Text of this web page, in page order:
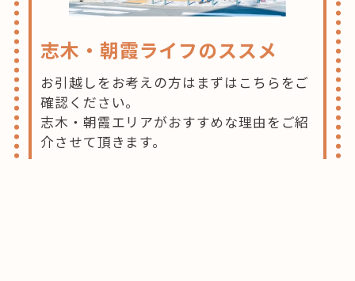
志木・朝霞ライフのススメ
お引越しをお考えの方はまずはこちらをご
確認ください。
志木・朝霞エリアがおすすめな理由をご紹
介させて頂きます。